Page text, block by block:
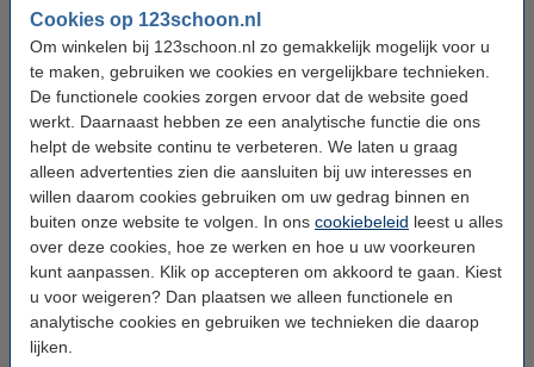
Cookies op 123schoon.nl
Om winkelen bij 123schoon.nl zo gemakkelijk mogelijk voor u
te maken, gebruiken we cookies en vergelijkbare technieken.
De functionele cookies zorgen ervoor dat de website goed
werkt. Daarnaast hebben ze een analytische functie die ons
helpt de website continu te verbeteren. We laten u graag
alleen advertenties zien die aansluiten bij uw interesses en
willen daarom cookies gebruiken om uw gedrag binnen en
buiten onze website te volgen. In ons cookiebeleid leest u alles
over deze cookies, hoe ze werken en hoe u uw voorkeuren
kunt aanpassen. Klik op accepteren om akkoord te gaan. Kiest
u voor weigeren? Dan plaatsen we alleen functionele en
analytische cookies en gebruiken we technieken die daarop
lijken.
De val trekt niet alleen zilvervisjes aan, maar ook ander kruipend
ongedierte. Het is de bedoeling dat u de val neerlegt op een plek
waar veel zilvervisjes lopen en voorkomen. De val bootst een
schuilplaats na en is daarom aantrekkelijk voor zilvervisjes. In de
val vindt u een lijmlaag waar de zilvervisjes aan vast blijven
kleven. Als de val vol is gooit u het weg.
De oorzaak van zilvervisjes
Het kan erg vervelend zijn als u last heeft van zilvervisjes in huis.
Om zilvervisjes in huis te vermijden is het handig om te weten wat
de oorzaak is van zilvervisjes die in uw huis lopen, zodat u dit
voortaan kunt voorkomen. Zilvervisjes worden aangetrokken tot
een hoge luchtvochtigheid. Hierin kunnen zij het best leven. Bij
een (te) lage luchtvochtigheid gaan ze dood. Een belangrijke tip